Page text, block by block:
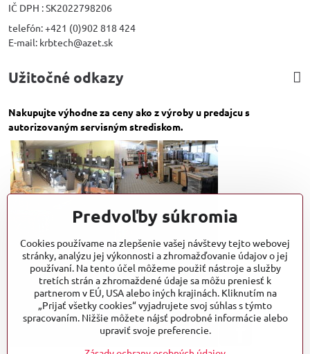
IČ DPH : SK2022798206
telefón: +421 (0)902 818 424
E-mail: krbtech@azet.sk
Užitočné odkazy
Nakupujte výhodne za ceny ako z výroby u predajcu s
autorizovaným servisným strediskom.
Predvoľby súkromia
Cookies používame na zlepšenie vašej návštevy tejto webovej
stránky, analýzu jej výkonnosti a zhromažďovanie údajov o jej
používaní. Na tento účel môžeme použiť nástroje a služby
tretích strán a zhromaždené údaje sa môžu preniesť k
partnerom v EÚ, USA alebo iných krajinách. Kliknutím na
„Prijať všetky cookies“ vyjadrujete svoj súhlas s týmto
spracovaním. Nižšie môžete nájsť podrobné informácie alebo
upraviť svoje preferencie.